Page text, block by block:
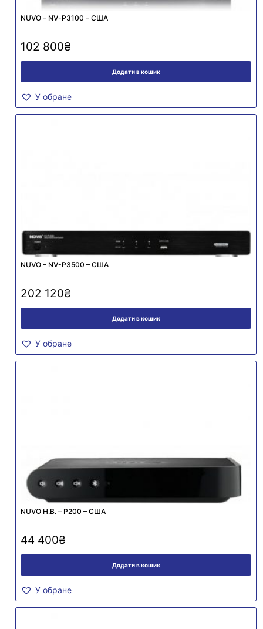
NUVO – NV-P3100 – США
102 800₴
Додати в кошик
У обране
NUVO – NV-P3500 – США
202 120₴
Додати в кошик
У обране
NUVO Н.В. – P200 – США
44 400₴
Додати в кошик
У обране